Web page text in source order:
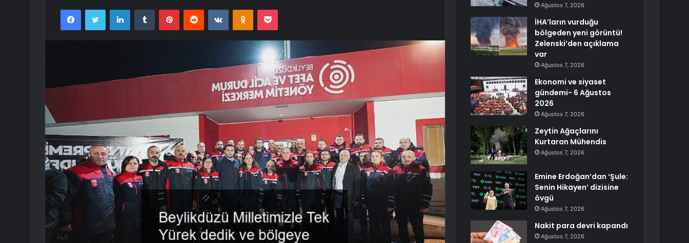
FacebookTwitter LinkedInTumblr PinterestReddit VKontakteOdnoklassniki
Pocket
Ağustos 7, 2026
İHA’ların vurduğu
bölgeden yeni görüntü!
Zelenski’den açıklama
var
Ağustos 7, 2026
Ekonomi ve siyaset
gündemi- 6 Ağustos
2026
Ağustos 7, 2026
Zeytin Ağaçlarını
Kurtaran Mühendis
Ağustos 7, 2026
Emine Erdoğan’dan ‘Şule:
Senin Hikayen’ dizisine
övgü
Ağustos 7, 2026
Nakit para devri kapandı
Ağustos 7, 2026